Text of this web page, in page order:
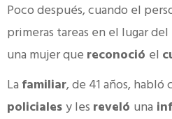
Poco después, cuando el
primeras tareas en el lugar del
una mujer que reconoció el
La familiar, de 41 años, habló
policialesy les reveló una